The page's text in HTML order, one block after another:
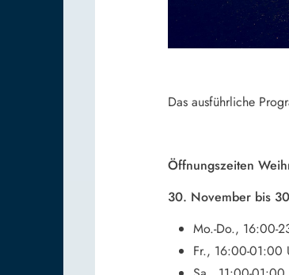
Das ausführliche
Öffnungszeiten
30. November bis
Mo.-Do., 16:00-
Fr., 16:00-01:00